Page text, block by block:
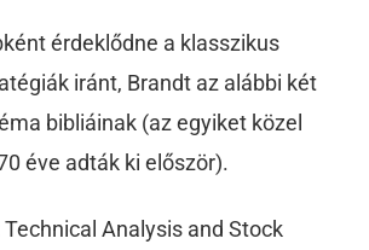
érdeklődne a klasszikus
iránt, Brandt az alábbi két
bibliáinak (az egyiket közel
éve adták ki először).
Analysis and Stock